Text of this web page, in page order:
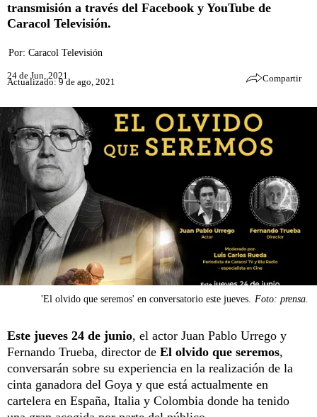
transmisión a través del Facebook y YouTube de
Caracol Televisión.
Por: Caracol Televisión
24 de Jun, 2021
Actualizado: 9 de ago, 2021 Compartir
'El olvido que seremos' en conversatorio este jueves. Foto: prensa.
Este jueves 24 de junio, el actor Juan Pablo Urrego y
Fernando Trueba, director de El olvido que seremos,
conversarán sobre su experiencia en la realización de la
cinta ganadora del Goya y que está actualmente en
cartelera en España, Italia y Colombia donde ha tenido